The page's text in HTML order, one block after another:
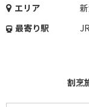
エリア
最寄り駅
割烹